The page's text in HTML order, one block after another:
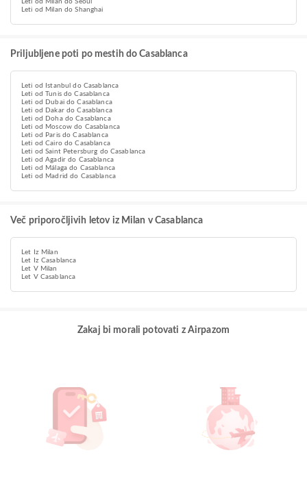
Leti od Milan do Seoul
Leti od Milan do Shanghai
Priljubljene poti po mestih do Casablanca
Leti od Istanbul do Casablanca
Leti od Tunis do Casablanca
Leti od Dubai do Casablanca
Leti od Dakar do Casablanca
Leti od Doha do Casablanca
Leti od Moscow do Casablanca
Leti od Paris do Casablanca
Leti od Cairo do Casablanca
Leti od Saint Petersburg do Casablanca
Leti od Agadir do Casablanca
Leti od Málaga do Casablanca
Leti od Madrid do Casablanca
Več priporočljivih letov iz Milan v Casablanca
Let Iz Milan
Let Iz Casablanca
Let V Milan
Let V Casablanca
Zakaj bi morali potovati z Airpazom